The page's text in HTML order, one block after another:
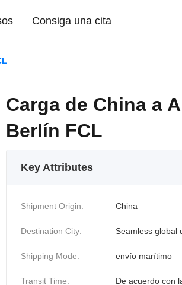
Consiga una cita
Carga de China a
Berlín FCL
Key Attributes
Shipment Origin: China
Destination City: Seamless global
Shipping Mode: envío marítimo
Transit Time: De acuerdo con